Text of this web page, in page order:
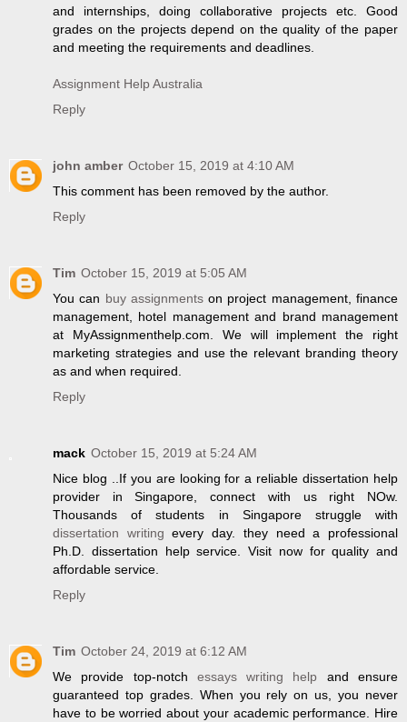
and internships, doing collaborative projects etc. Good
grades on the projects depend on the quality of the paper
and meeting the requirements and deadlines.
Assignment Help Australia
Reply
john amber October 15, 2019 at 4:10 AM
This comment has been removed by the author.
Reply
Tim October 15, 2019 at 5:05 AM
You can buy assignmentson project management, finance
management, hotel management and brand management
at MyAssignmenthelp.com. We will implement the right
marketing strategies and use the relevant branding theory
as and when required.
Reply
mack October 15, 2019 at 5:24 AM
Nice blog ..If you are looking for a reliable dissertation help
provider in Singapore, connect with us right NOw.
Thousands of students in Singapore struggle with
dissertation writing every day. they need a professional
Ph.D. dissertation help service. Visit now for quality and
affordable service.
Reply
Tim October 24, 2019 at 6:12 AM
We provide top-notch essays writing help and ensure
guaranteed top grades. When you rely on us, you never
have to be worried about your academic performance. Hire